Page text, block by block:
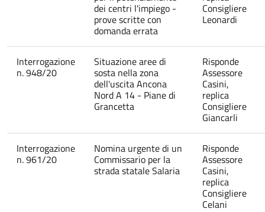
dei centri l'impiego -
prove scritte con
domanda errata
Consigliere
Leonardi
Interrogazione
n. 948/20
Situazione aree di
sosta nella zona
dell'uscita Ancona
Nord A 14 - Piane di
Grancetta
Risponde
Assessore
Casini,
replica
Consigliere
Giancarli
Interrogazione
n. 961/20
Nomina urgente di un
Commissario per la
strada statale Salaria
Risponde
Assessore
Casini,
replica
Consigliere
Celani